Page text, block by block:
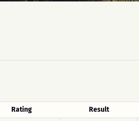
Rating Result